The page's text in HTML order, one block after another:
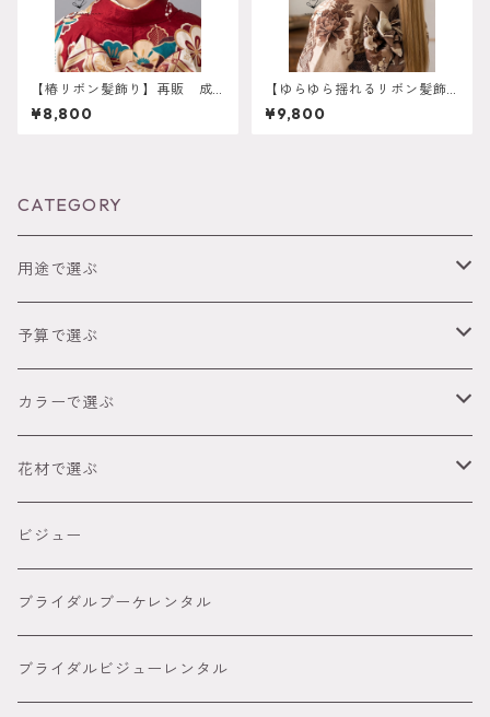
【椿リボン髪飾り】再販 成
人式 卒業式 ボブ ショー
ト ハーフアップにぴったり
¥8,800
【ゆらゆら揺れるリボン髪飾
り】 成人式 式 振袖 卒
業式 袴田 結婚式 O-0013
¥9,800
CATEGORY
用途で選ぶ
成人式
卒業式（袴）
ウェディング
オーダーメイド髪飾り
予算で選ぶ
～2,999円
3,000円～4,999円
5,000円～８８００円
８８００円～
カラーで選ぶ
● レッド
● ピンク
● グリーン
● イエロー
花材で選ぶ
胡蝶蘭髪飾り
カサブランカ 百合髪飾り
ダリア
ビジュー
ブライダルブーケレンタル
ブライダルビジューレンタル